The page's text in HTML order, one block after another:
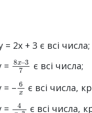
2х + 3 є всі числа;
= 8x –
37
є всі числа;
= – 6 є всі числа,
= x
є всі числа,